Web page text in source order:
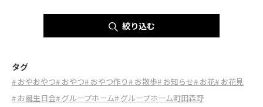
絞り込む
タグ
# おやおやつ# おやつ# おやつ作り# お散歩# お知らせ# お花# お花見
# お誕生日会# グループホーム# グループホーム町田森野